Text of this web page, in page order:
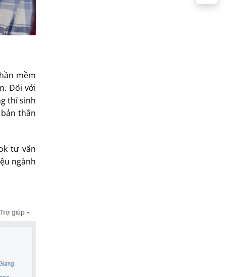
mềm
Đối với
thí sinh
thân
tư vấn
ngành